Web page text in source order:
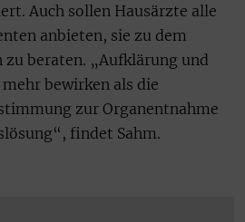
Auch sollen Hausärzte alle
anbieten, sie zu dem
beraten. „Aufklärung und
bewirken als die
zur Organentnahme
findet Sahm.